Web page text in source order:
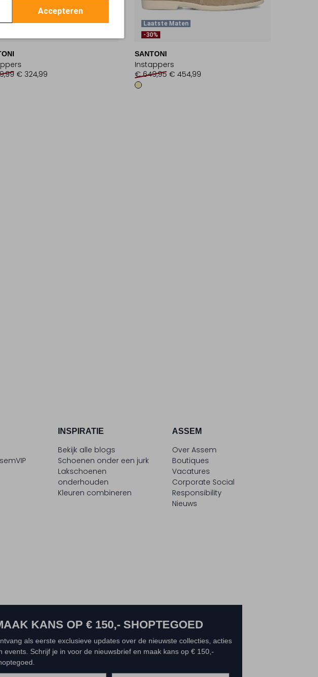
Accepteren
Item
€ 324,99
Laatste Maten
-30%
SANTONI
Instappers
€ 649,95 € 454,99
INSPIRATIE
Bekijk alle blogs
Schoenen onder een jurk
Lakschoenen
onderhouden
Kleuren combineren
ASSEM
Over Assem
Boutiques
Vacatures
Corporate Social
Responsibility
Nieuws
KANS OP € 150,- SHOPTEGOED
als eerste exclusieve updates over de nieuwste collecties, acties
events. Schrijf je in voor de nieuwsbrief en maak kans op € 150,-